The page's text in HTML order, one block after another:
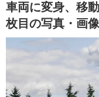
中国
九州
注目の記事
車両に変身、移
枚目の写真・画像